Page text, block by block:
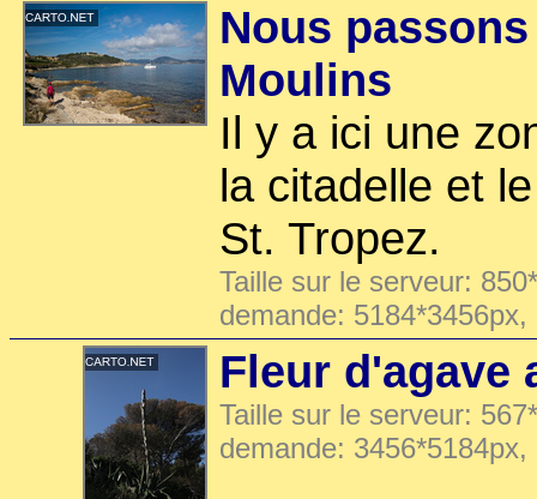
Nous
Moulins
Il y a ici une
la citadelle et
St. Tropez.
Taille sur le serveur:
demande:
Fleur d'agave
Taille sur le serveur:
demande: